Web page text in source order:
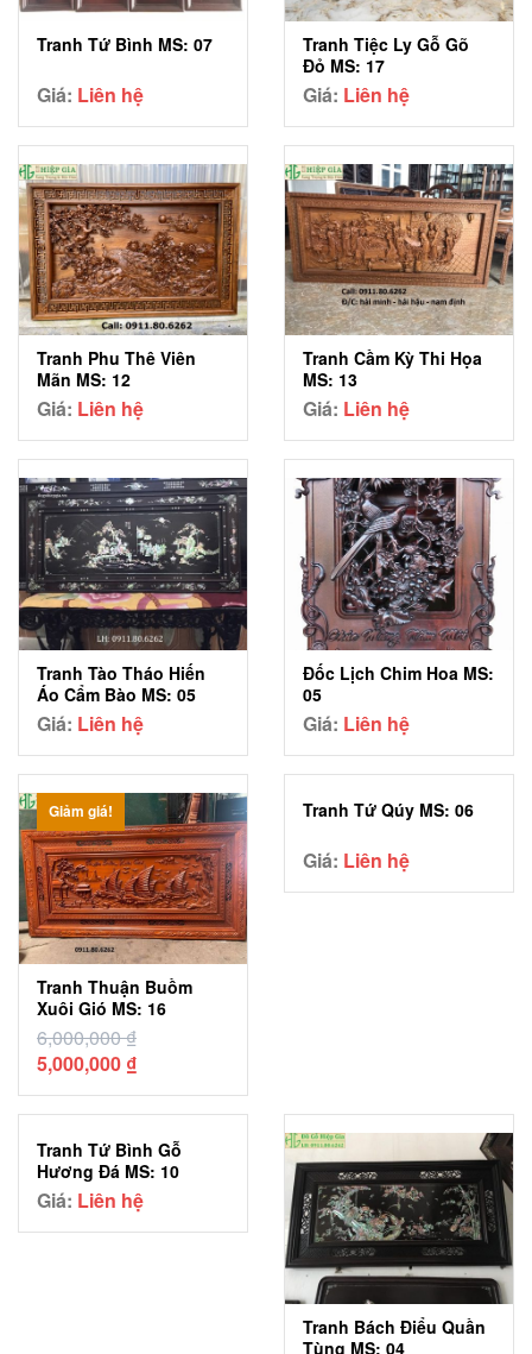
Tranh Tứ Bình MS: 07
Giá: Liên hệ
Tranh Tiệc Ly Gỗ Gõ
Đỏ MS: 17
Giá: Liên hệ
Tranh Phu Thê Viên
Mãn MS: 12
Giá: Liên hệ
Tranh Cầm Kỳ Thi Họa
MS: 13
Giá: Liên hệ
Tranh Tào Tháo Hiến
Áo Cẩm Bào MS: 05
Giá: Liên hệ
Đốc Lịch Chim Hoa MS:
05
Giá: Liên hệ
Giảm giá!
Tranh Thuận Buồm
Xuôi Gió MS: 16
6,000,000₫
Giá
gốc
là:
6,000,000 ₫.
5,000,000 ₫
hiện
tại
là:
5,000,000 ₫.
Tranh Tứ Qúy MS: 06
Giá: Liên hệ
Tranh Tứ Bình Gỗ
Hương Đá MS: 10
Giá: Liên hệ
Tranh Bách Điểu Quần
Tùng MS: 04